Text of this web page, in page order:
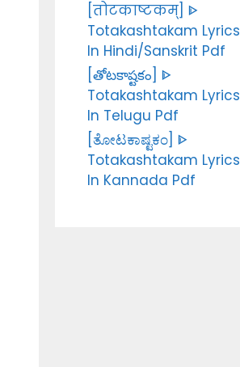
[तोटकाष्टकम्] ᐈ
Totakashtakam Lyrics
In Hindi/Sanskrit Pdf
[తోటకాష్టకం] ᐈ
Totakashtakam Lyrics
In Telugu Pdf
[ತೋಟಕಾಷ್ಟಕಂ] ᐈ
Totakashtakam Lyrics
In Kannada Pdf